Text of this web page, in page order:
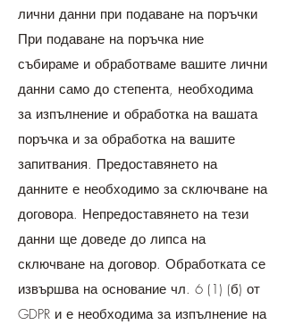
лични данни при подаване на поръчки
При подаване на поръчка ние
събираме и обработваме вашите лични
данни само до степента, необходима
за изпълнение и обработка на вашата
поръчка и за обработка на вашите
запитвания. Предоставянето на
данните е необходимо за сключване на
договора. Непредоставянето на тези
данни ще доведе до липса на
сключване на договор. Обработката се
извършва на основание чл. 6 (1) (б) от
GDPR и е необходима за изпълнение на